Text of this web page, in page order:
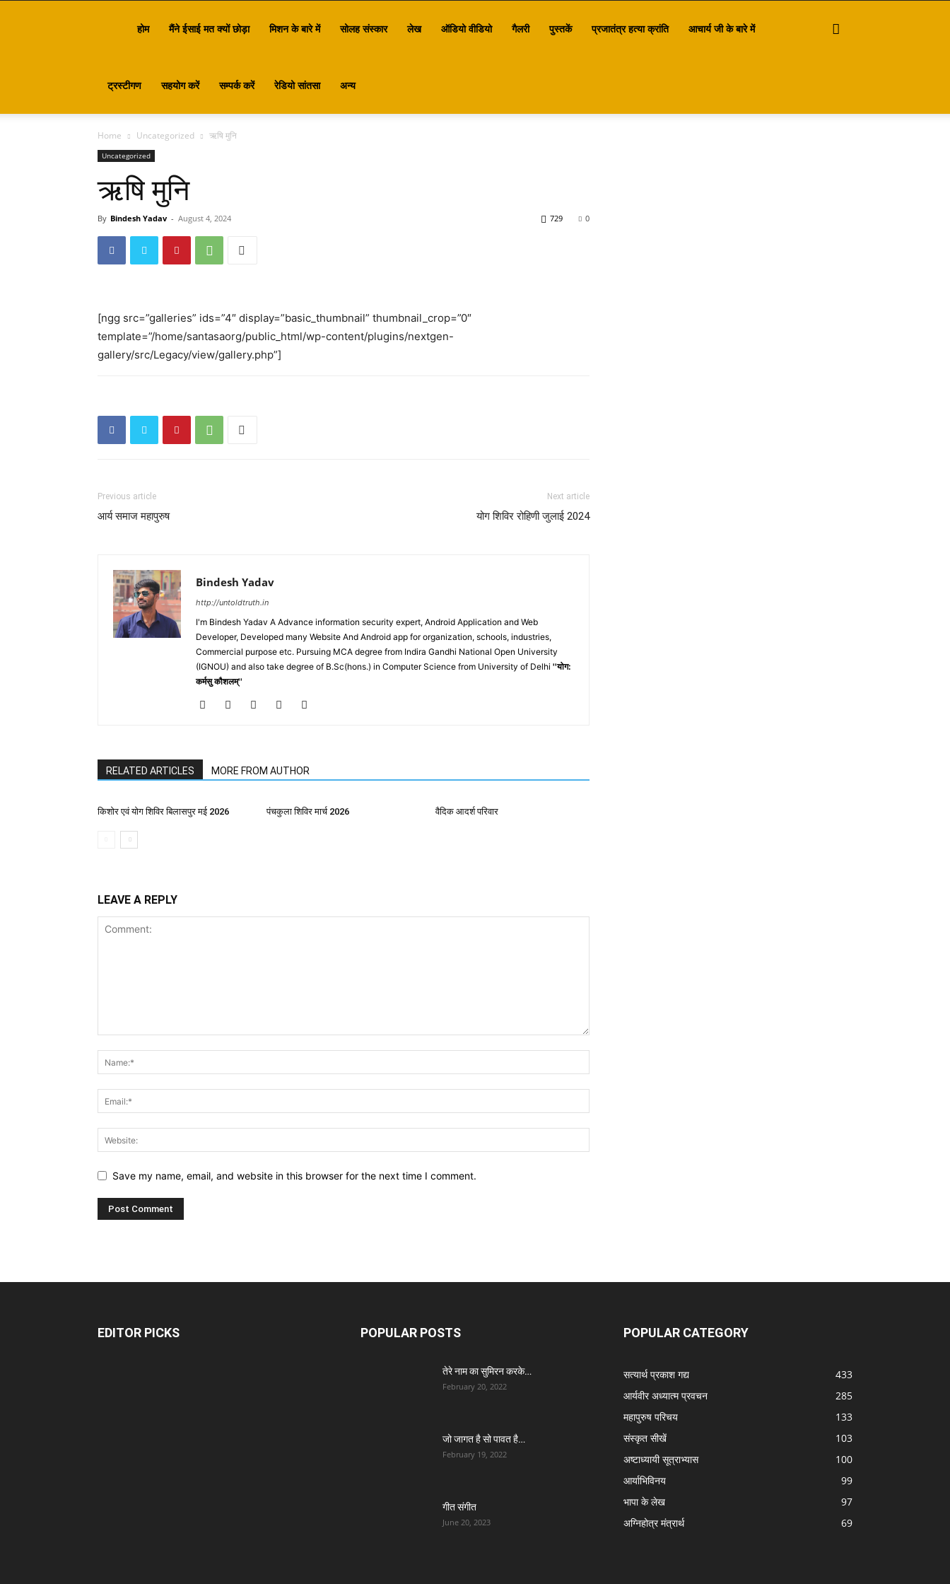
होम मैंने ईसाई मत क्यों छोड़ा मिशन के बारे में सोलह संस्कार लेख ऑडियो वीडियो गैलरी पुस्तकें प्रजातंत्र हत्या क्रांति आचार्य जी के बारे में
ट्रस्टीगण सहयोग करें सम्पर्क करें रेडियो सांतसा अन्य
Home Uncategorized ऋषि मुनि
Uncategorized
ऋषि मुनि
By Bindesh Yadav - August 4, 2024 0
729
[ngg src=”galleries” ids=”4″ display=”basic_thumbnail” thumbnail_crop=”0″
template=”/home/santasaorg/public_html/wp-content/plugins/nextgen-
gallery/src/Legacy/view/gallery.php”]
Previous article
आर्य समाज महापुरुष
Next article
योग शिविर रोहिणी जुलाई 2024
Bindesh Yadav
http://untoldtruth.in
I'm Bindesh Yadav A Advance information security expert, Android Application and Web
Developer, Developed many Website And Android app for organization, schools, industries,
Commercial purpose etc. Pursuing MCA degree from Indira Gandhi National Open University
(IGNOU) and also take degree of B.Sc(hons.) in Computer Science from University of Delhi ''योग:
कर्मसु कौशलम्''
RELATED ARTICLES MORE FROM AUTHOR
किशोर एवं योग शिविर बिलासपुर मई 2026 पंचकुला शिविर मार्च 2026 वैदिक आदर्श परिवार
LEAVE A REPLY
Save my name, email, and website in this browser for the next time I comment.
EDITOR PICKS POPULAR POSTS
तेरे नाम का सुमिरन करके…
February 20, 2022
जो जागत है सो पावत है…
February 19, 2022
गीत संगीत
June 20, 2023
POPULAR CATEGORY
सत्यार्थ प्रकाश गद्य
433
आर्यवीर अध्यात्म प्रवचन
285
महापुरुष परिचय
133
संस्कृत सीखें
103
अष्टाध्यायी सूत्राभ्यास
100
आर्याभिविनय
99
भापा के लेख
97
अग्निहोत्र मंत्रार्थ
69